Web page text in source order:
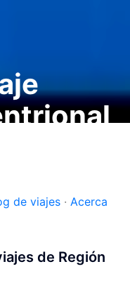
de viajes · Acerca
de Región